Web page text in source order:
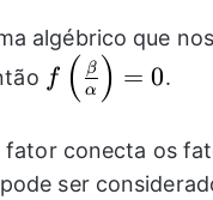
algébrico que
f\left(\frac{
\beta}
f ( α
β ) = 0.
conecta os
ser